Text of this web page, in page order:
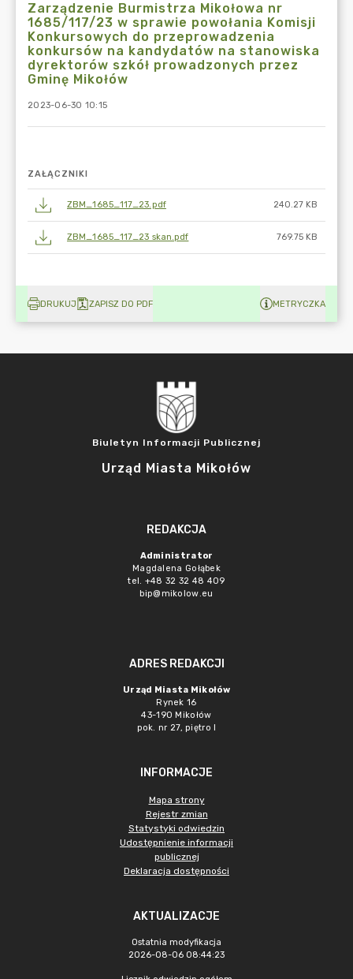
Zarządzenie Burmistrza Mikołowa nr
1685/117/23 w sprawie powołania Komisji
Konkursowych do przeprowadzenia
konkursów na kandydatów na stanowiska
dyrektorów szkół prowadzonych przez
Gminę Mikołów
2023-06-30 10:15
ZAŁĄCZNIKI
ZBM_1685_117_23.pdf 240.27 KB
ZBM_1685_117_23 skan.pdf 769.75 KB
DRUKUJ ZAPISZ DO PDF METRYCZKA
Biuletyn Informacji Publicznej
Urząd Miasta Mikołów
REDAKCJA
Administrator
Magdalena Gołąbek
tel. +48 32 32 48 409
bip@mikolow.eu
ADRES REDAKCJI
Urząd Miasta Mikołów
Rynek 16
43-190 Mikołów
pok. nr 27, piętro I
INFORMACJE
Mapa strony
Rejestr zmian
Statystyki odwiedzin
Udostępnienie informacji
publicznej
Deklaracja dostępności
AKTUALIZACJE
Ostatnia modyfikacja
2026-08-06 08:44:23